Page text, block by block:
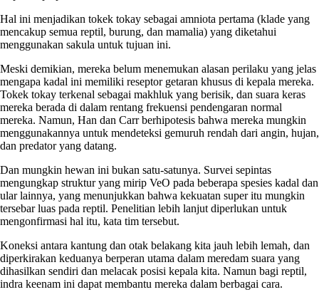
Hal ini menjadikan tokek tokay sebagai amniota pertama (klade yang
mencakup semua reptil, burung, dan mamalia) yang diketahui
menggunakan sakula untuk tujuan ini.
Meski demikian, mereka belum menemukan alasan perilaku yang jelas
mengapa kadal ini memiliki reseptor getaran khusus di kepala mereka.
Tokek tokay terkenal sebagai makhluk yang berisik, dan suara keras
mereka berada di dalam rentang frekuensi pendengaran normal
mereka. Namun, Han dan Carr berhipotesis bahwa mereka mungkin
menggunakannya untuk mendeteksi gemuruh rendah dari angin, hujan,
dan predator yang datang.
Dan mungkin hewan ini bukan satu-satunya. Survei sepintas
mengungkap struktur yang mirip VeO pada beberapa spesies kadal dan
ular lainnya, yang menunjukkan bahwa kekuatan super itu mungkin
tersebar luas pada reptil. Penelitian lebih lanjut diperlukan untuk
mengonfirmasi hal itu, kata tim tersebut.
Koneksi antara kantung dan otak belakang kita jauh lebih lemah, dan
diperkirakan keduanya berperan utama dalam meredam suara yang
dihasilkan sendiri dan melacak posisi kepala kita. Namun bagi reptil,
indra keenam ini dapat membantu mereka dalam berbagai cara.